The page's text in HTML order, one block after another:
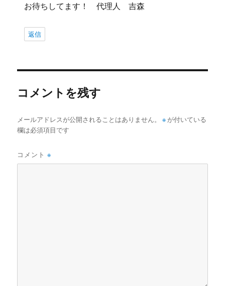
お待ちしてます！ 代理人 吉森
返信
コメントを残す
メールアドレスが公開されることはありません。 ※ が付いている
欄は必須項目です
コメント※